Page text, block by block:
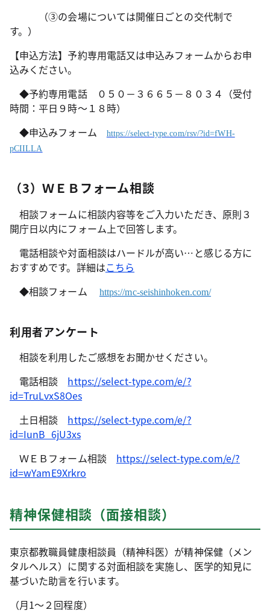
（③の会場については開催日ごとの交代制で
す。）
【申込方法】予約専用電話又は申込みフォームからお申
込みください。
◆予約専用電話 ０５０－３６６５－８０３４（受付
時間：平日９時～１８時）
◆申込みフォーム
https://select-type.com/rsv/?id=fWH-
pCIILLA
（3）ＷＥＢフォーム相談
相談フォームに相談内容等をご入力いただき、原則３
開庁日以内にフォーム上で回答します。
電話相談や対面相談はハードルが高い…と感じる方に
おすすめです。詳細はこちら
◆相談フォーム
https://mc-seishinhoken.com/
利用者アンケート
相談を利用したご感想をお聞かせください。
電話相談 https://select-type.com/e/?
id=TruLvxS8Oes
土日相談 https://select-type.com/e/?
id=IunB_6jU3xs
ＷＥＢフォーム相談 https://select-type.com/e/?
id=wYamE9Xrkro
精神保健相談（面接相談）
東京都教職員健康相談員（精神科医）が精神保健（メン
タルヘルス）に関する対面相談を実施し、医学的知見に
基づいた助言を行います。
（月1～２回程度）